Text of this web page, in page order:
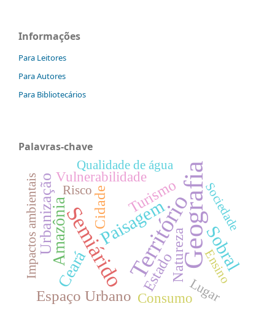
Informações
Para Leitores
Para Autores
Para Bibliotecários
Palavras-chave
Geografia
Território
Semiárido Sobral
Paisagem
Ceará
Amazônia
Urbanização
Espaço Urbano
Turismo
Cidade
Natureza
Estado
Vulnerabilidade
ConsumoLugar
Qualidade de água
Impactos ambientais Risco Sociedade
Ensino